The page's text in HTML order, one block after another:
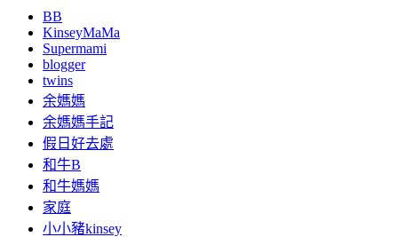
BB
KinseyMaMa
Supermami
blogger
twins
余媽媽
余媽媽手記
假日好去處
和牛B
和牛媽媽
家庭
小小豬kinsey